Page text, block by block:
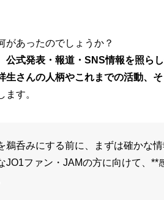
があったのでしょうか？
公式発表・報道・SNS情報を照ら
生さんの人柄やこれまでの活動、
ます。
鵜呑みにする前に、まずは確かな情
JO1ファン・JAMの方に向けて、**